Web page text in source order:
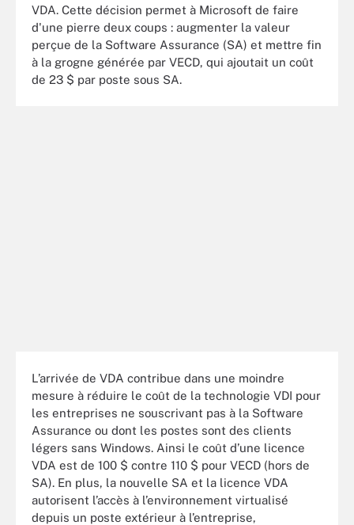
VDA. Cette décision permet à Microsoft de faire
d'une pierre deux coups : augmenter la valeur
perçue de la Software Assurance (SA) et mettre fin
à la grogne générée par VECD, qui ajoutait un coût
de 23 $ par poste sous SA.
L’arrivée de VDA contribue dans une moindre
mesure à réduire le coût de la technologie VDI pour
les entreprises ne souscrivant pas à la Software
Assurance ou dont les postes sont des clients
légers sans Windows. Ainsi le coût d’une licence
VDA est de 100 $ contre 110 $ pour VECD (hors de
SA). En plus, la nouvelle SA et la licence VDA
autorisent l’accès à l’environnement virtualisé
depuis un poste extérieur à l’entreprise,